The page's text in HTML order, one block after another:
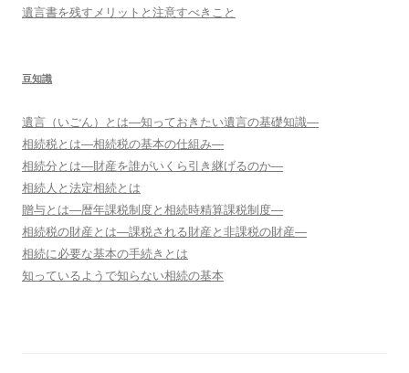
遺言書を残すメリットと注意すべきこと
豆知識
遺言（いごん）とは―知っておきたい遺言の基礎知識―
相続税とは―相続税の基本の仕組み―
相続分とは―財産を誰がいくら引き継げるのか―
相続人と法定相続とは
贈与とは―暦年課税制度と相続時精算課税制度―
相続税の財産とは―課税される財産と非課税の財産―
相続に必要な基本の手続きとは
知っているようで知らない相続の基本